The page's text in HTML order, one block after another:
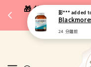
🎁 父親節限定｜全
彭*** added
24 分鐘前